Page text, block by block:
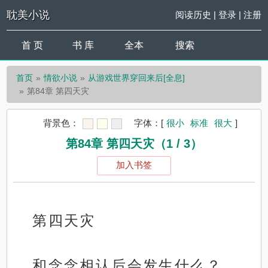
耽美小说 阅读历史 | 登录| 注册
首 页 书 库 全本 搜索
首页 情欲小说
从游戏世界穿回来后[全息]
第84章 第四天灾
背景色： 字体： [ 很小 标准 很大 ]
第84章 第四天灾（1 / 3）
加入书签
第四天灾